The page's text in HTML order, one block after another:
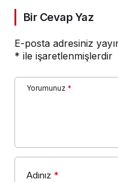
Bir Cevap Yaz
E-posta adresiniz
* ile işaretlenmişlerdir
Yorumunuz *
Adınız *